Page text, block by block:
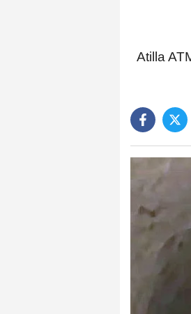
Atilla